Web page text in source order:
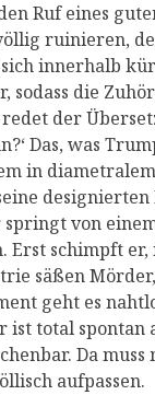
Ruf eines
ruinieren,
innerhalb
sodass die
redet der
Das, was
in
springt von
Erst schimpft
säßen
geht es
ist total spontan
Da muss
aufpassen.